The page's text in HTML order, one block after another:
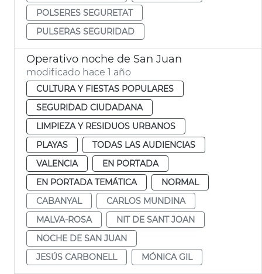
POLSERES SEGURETAT
PULSERAS SEGURIDAD
Operativo noche de San Juan
modificado hace 1 año
CULTURA Y FIESTAS POPULARES
SEGURIDAD CIUDADANA
LIMPIEZA Y RESIDUOS URBANOS
PLAYAS
TODAS LAS AUDIENCIAS
VALENCIA
EN PORTADA
EN PORTADA TEMÁTICA
NORMAL
CABANYAL
CARLOS MUNDINA
MALVA-ROSA
NIT DE SANT JOAN
NOCHE DE SAN JUAN
JESÚS CARBONELL
MÓNICA GIL